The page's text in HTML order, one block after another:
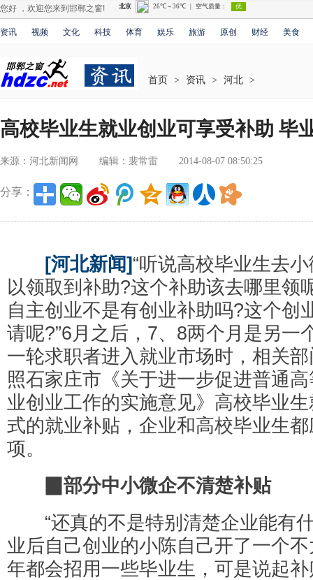
您好 ，欢迎您来到邯郸之窗!
资讯 视频 文化 科技 体育 娱乐 旅游 原创 财经 美食
首页 > 资讯 > 河北 >
高校毕业生就业创业可享受补助 毕
来源：河北新闻网 编辑：裴常雷 2014-08-07 08:50:25
分享：
[河北新闻]“听说高校毕业生去
以领取到补助?这个补助该去哪里领
自主创业不是有创业补助吗?这个创
请呢?”6月之后，7、8两个月是另一
一轮求职者进入就业市场时，相关
照石家庄市《关于进一步促进普通
业创业工作的实施意见》高校毕业
式的就业补贴，企业和高校毕业生
项。
▉部分中小微企不清楚补贴
“还真的不是特别清楚企业能有什
业后自己创业的小陈自己开了一个
年都会招用一些毕业生，可是说起